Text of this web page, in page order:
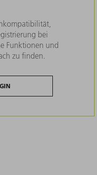
bei
Funktionen und
zu finden.